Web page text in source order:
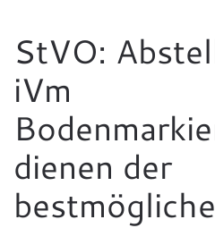
StVO:
iVm
dienen der